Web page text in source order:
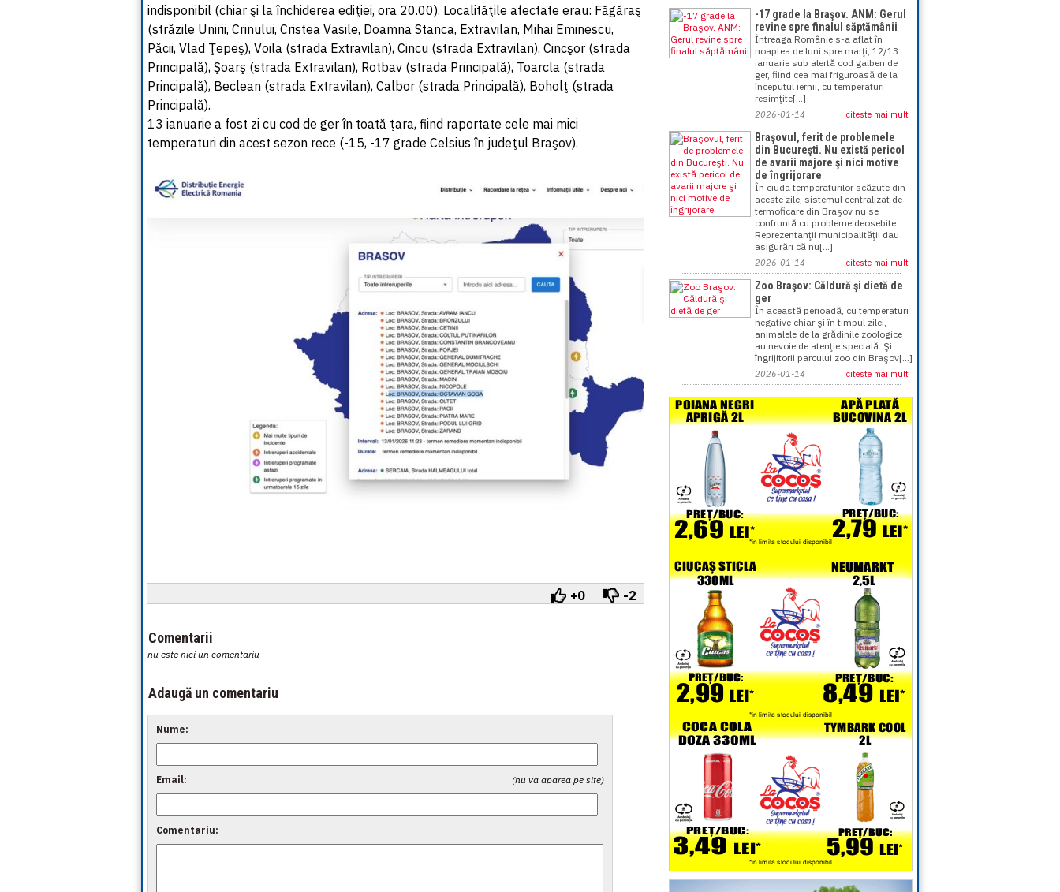
indisponibil (chiar şi la închiderea ediţiei, ora 20.00). Localităţile afectate erau: Făgăraş
(străzile Unirii, Crinului, Cristea Vasile, Doamna Stanca, Extravilan, Mihai Eminescu,
Păcii, Vlad Ţepeş), Voila (strada Extravilan), Cincu (strada Extravilan), Cincşor (strada
Principală), Şoarş (strada Extravilan), Rotbav (strada Principală), Toarcla (strada
Principală), Beclean (strada Extravilan), Calbor (strada Principală), Boholţ (strada
Principală).
13 ianuarie a fost zi cu cod de ger în toată ţara, fiind raportate cele mai mici
temperaturi din acest sezon rece (-15, -17 grade Celsius în judeţul Braşov).
+0 -2
Comentarii
nu este nici un comentariu
Adaugă un comentariu
Nume:
(nu va aparea pe site)
Email:
Comentariu:
-17 grade la Braşov. ANM: Gerul
revine spre finalul săptămânii
Întreaga Românie s-a aflat în
noaptea de luni spre marţi, 12/13
ianuarie sub alertă cod galben de
ger, fiind cea mai friguroasă de la
începutul iernii, cu temperaturi
resimţite[...]
2026-01-14 citeste mai mult
Braşovul, ferit de problemele
din Bucureşti. Nu există pericol
de avarii majore şi nici motive
de îngrijorare
În ciuda temperaturilor scăzute din
aceste zile, sistemul centralizat de
termoficare din Braşov nu se
confruntă cu probleme deosebite.
Reprezentanţii municipalităţii dau
asigurări că nu[...]
2026-01-14 citeste mai mult
Zoo Braşov: Căldură şi dietă de
ger
În această perioadă, cu temperaturi
negative chiar şi în timpul zilei,
animalele de la grădinile zoologice
au nevoie de atenţie specială. Şi
îngrijitorii parcului zoo din Braşov[...]
2026-01-14 citeste mai mult